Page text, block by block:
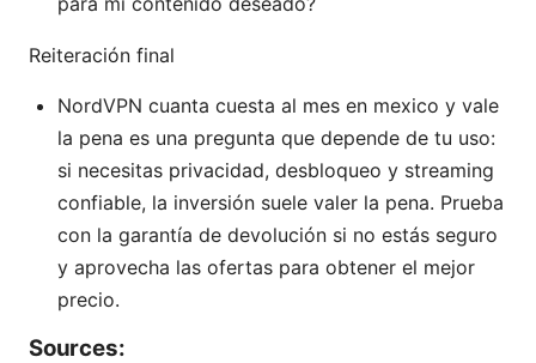
Reiteración final
NordVPN cuanta cuesta al mes en mexico y vale
la pena es una pregunta que depende de tu uso:
si necesitas privacidad, desbloqueo y streaming
confiable, la inversión suele valer la pena. Prueba
con la garantía de devolución si no estás seguro
y aprovecha las ofertas para obtener el mejor
precio.
Sources: